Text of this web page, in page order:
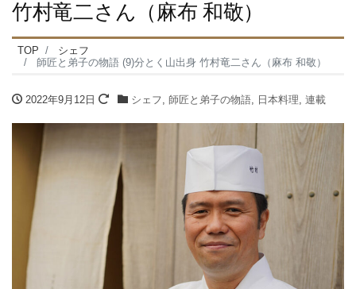
竹村竜二さん（麻布 和敬）
TOP
シェフ
師匠と弟子の物語 (9)分とく山出身 竹村竜二さん（麻布 和敬）
2022年9月12日 シェフ, 師匠と弟子の物語, 日本料理, 連載